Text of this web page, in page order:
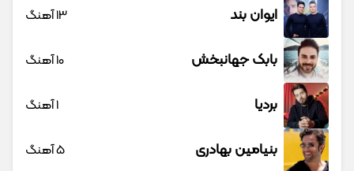
ایوان بند 13 آهنگ
بابک جهانبخش 10 آهنگ
بردیا 1 آهنگ
بنیامین بهادری 5 آهنگ